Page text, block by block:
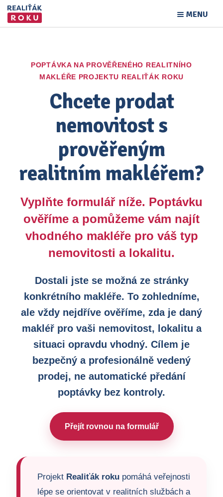
MENU
POPTÁVKA NA PROVĚŘENÉHO REALITNÍHO
MAKLÉŘE PROJEKTU REALIŤÁK ROKU
Chcete prodat
nemovitost s
prověřeným
realitním makléřem?
Vyplňte formulář níže. Poptávku
ověříme a pomůžeme vám najít
vhodného makléře pro váš typ
nemovitosti a lokalitu.
Dostali jste se možná ze stránky
konkrétního makléře. To zohledníme,
ale vždy nejdříve ověříme, zda je daný
makléř pro vaši nemovitost, lokalitu a
situaci opravdu vhodný. Cílem je
bezpečný a profesionálně vedený
prodej, ne automatické předání
poptávky bez kontroly.
Přejít rovnou na formulář
Projekt Realiťák rokupomáhá veřejnosti
lépe se orientovat v realitních službách a